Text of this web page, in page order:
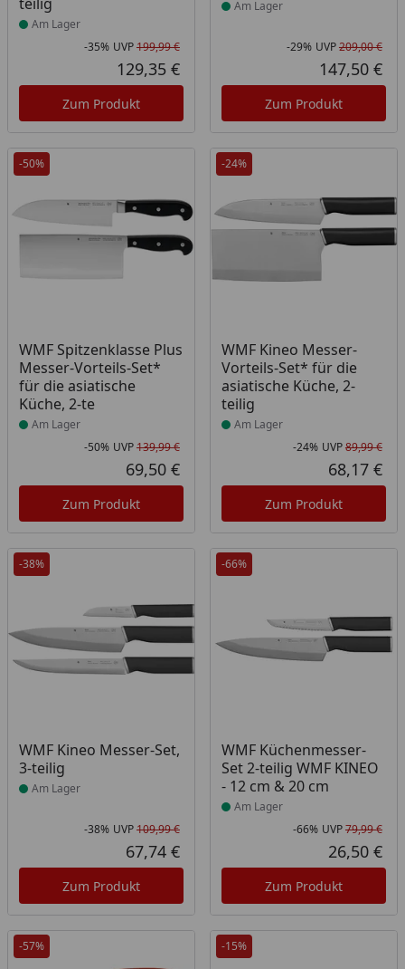
Am Lager
Rabatt in Prozent
-35%
Ursprünglicher Preis
UVP199,99 €
Aktueller Preis
129,35 €
Zum Produkt
Am Lager
-29% UVP209,00 €
147,50 €
Zum Produkt
-50%
WMF Spitzenklasse Plus
Messer-Vorteils-Set*
für die asiatische
Küche, 2-te
Produkt am Lager
Am Lager
Rabatt in Prozent
-50%
Ursprünglicher Preis
UVP139,99 €
Aktueller Preis
69,50 €
Zum Produkt
-24%
WMF Kineo Messer-
Vorteils-Set* für die
asiatische Küche, 2-
teilig
Produkt am Lager
Am Lager
-24% UVP89,99 €
68,17 €
Zum Produkt
-38%
WMF Kineo Messer-Set,
3-teilig
Produkt am Lager
Am Lager
Rabatt in Prozent
-38%
Ursprünglicher Preis
UVP109,99 €
Aktueller Preis
67,74 €
Zum Produkt
-66%
WMF Küchenmesser-
Set 2-teilig WMF KINEO
- 12 cm & 20 cm
Produkt am Lager
Am Lager
-66% UVP79,99 €
26,50 €
Zum Produkt
-57% -15%